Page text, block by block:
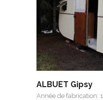
ALBUET Gipsy
Année de fabrication: